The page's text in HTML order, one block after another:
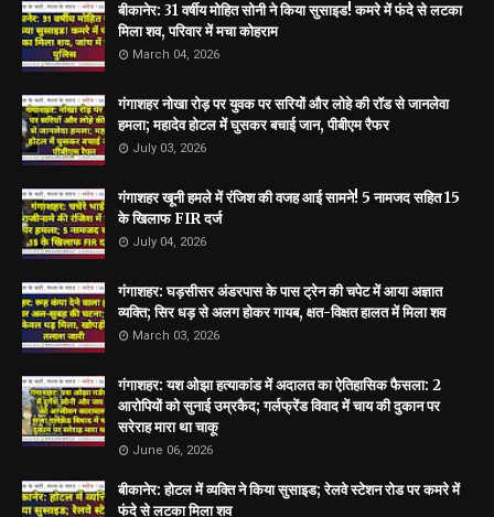
बीकानेर: 31 वर्षीय मोहित सोनी ने किया सुसाइड! कमरे में फंदे से लटका
मिला शव, परिवार में मचा कोहराम
March 04, 2026
गंगाशहर नोखा रोड़ पर युवक पर सरियों और लोहे की रॉड से जानलेवा
हमला; महादेव होटल में घुसकर बचाई जान, पीबीएम रैफर
July 03, 2026
गंगाशहर खूनी हमले में रंजिश की वजह आई सामने! 5 नामजद सहित 15
के खिलाफ FIR दर्ज
July 04, 2026
गंगाशहर: घड़सीसर अंडरपास के पास ट्रेन की चपेट में आया अज्ञात
व्यक्ति; सिर धड़ से अलग होकर गायब, क्षत-विक्षत हालत में मिला शव
March 03, 2026
गंगाशहर: यश ओझा हत्याकांड में अदालत का ऐतिहासिक फैसला: 2
आरोपियों को सुनाई उम्रकैद; गर्लफ्रेंड विवाद में चाय की दुकान पर
सरेराह मारा था चाकू
June 06, 2026
बीकानेर: होटल में व्यक्ति ने किया सुसाइड; रेलवे स्टेशन रोड पर कमरे में
फंदे से लटका मिला शव